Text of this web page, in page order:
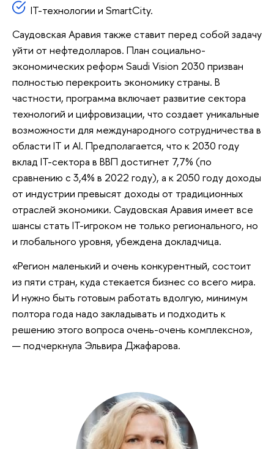
IT-технологии и SmartCity.
Саудовская Аравия также ставит перед собой задачу
уйти от нефтедолларов. План социально-
экономических реформ Saudi Vision 2030 призван
полностью перекроить экономику страны. В
частности, программа включает развитие сектора
технологий и цифровизации, что создает уникальные
возможности для международного сотрудничества в
области IT и AI. Предполагается, что к 2030 году
вклад IT-сектора в ВВП достигнет 7,7% (по
сравнению с 3,4% в 2022 году), а к 2050 году доходы
от индустрии превысят доходы от традиционных
отраслей экономики. Саудовская Аравия имеет все
шансы стать IT-игроком не только регионального, но
и глобального уровня, убеждена докладчица.
«Регион маленький и очень конкурентный, состоит
из пяти стран, куда стекается бизнес со всего мира.
И нужно быть готовым работать вдолгую, минимум
полтора года надо закладывать и подходить к
решению этого вопроса очень-очень комплексно»,
— подчеркнула Эльвира Джафарова.